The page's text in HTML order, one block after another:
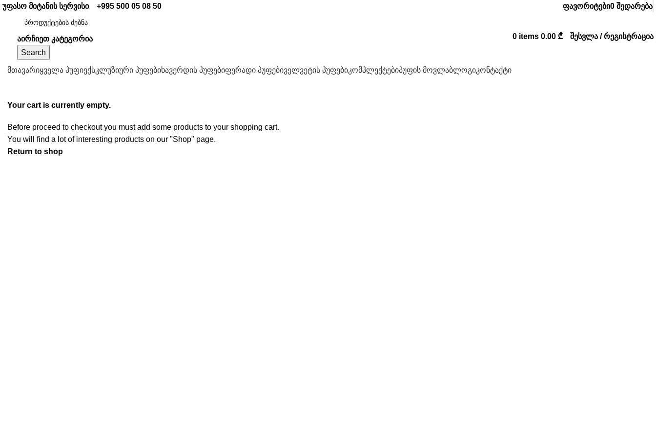
უფასო მიტანის სერვისი +995 500 05 08 50 ფავორიტები0 შედარება
აირჩიეთ კატეგორია
Search
0 items 0.00 ₾ შესვლა / რეგისტრაცია
მთავარიყველა პუფიექსკლუზიური პუფებიხავერდის პუფებიფერადი პუფებიველვეტის პუფებიკომპლექტებიპუფის მოვლაბლოგიკონტაქტი
Your cart is currently empty.
Before proceed to checkout you must add some products to your shopping cart.
You will find a lot of interesting products on our "Shop" page.
Return to shop